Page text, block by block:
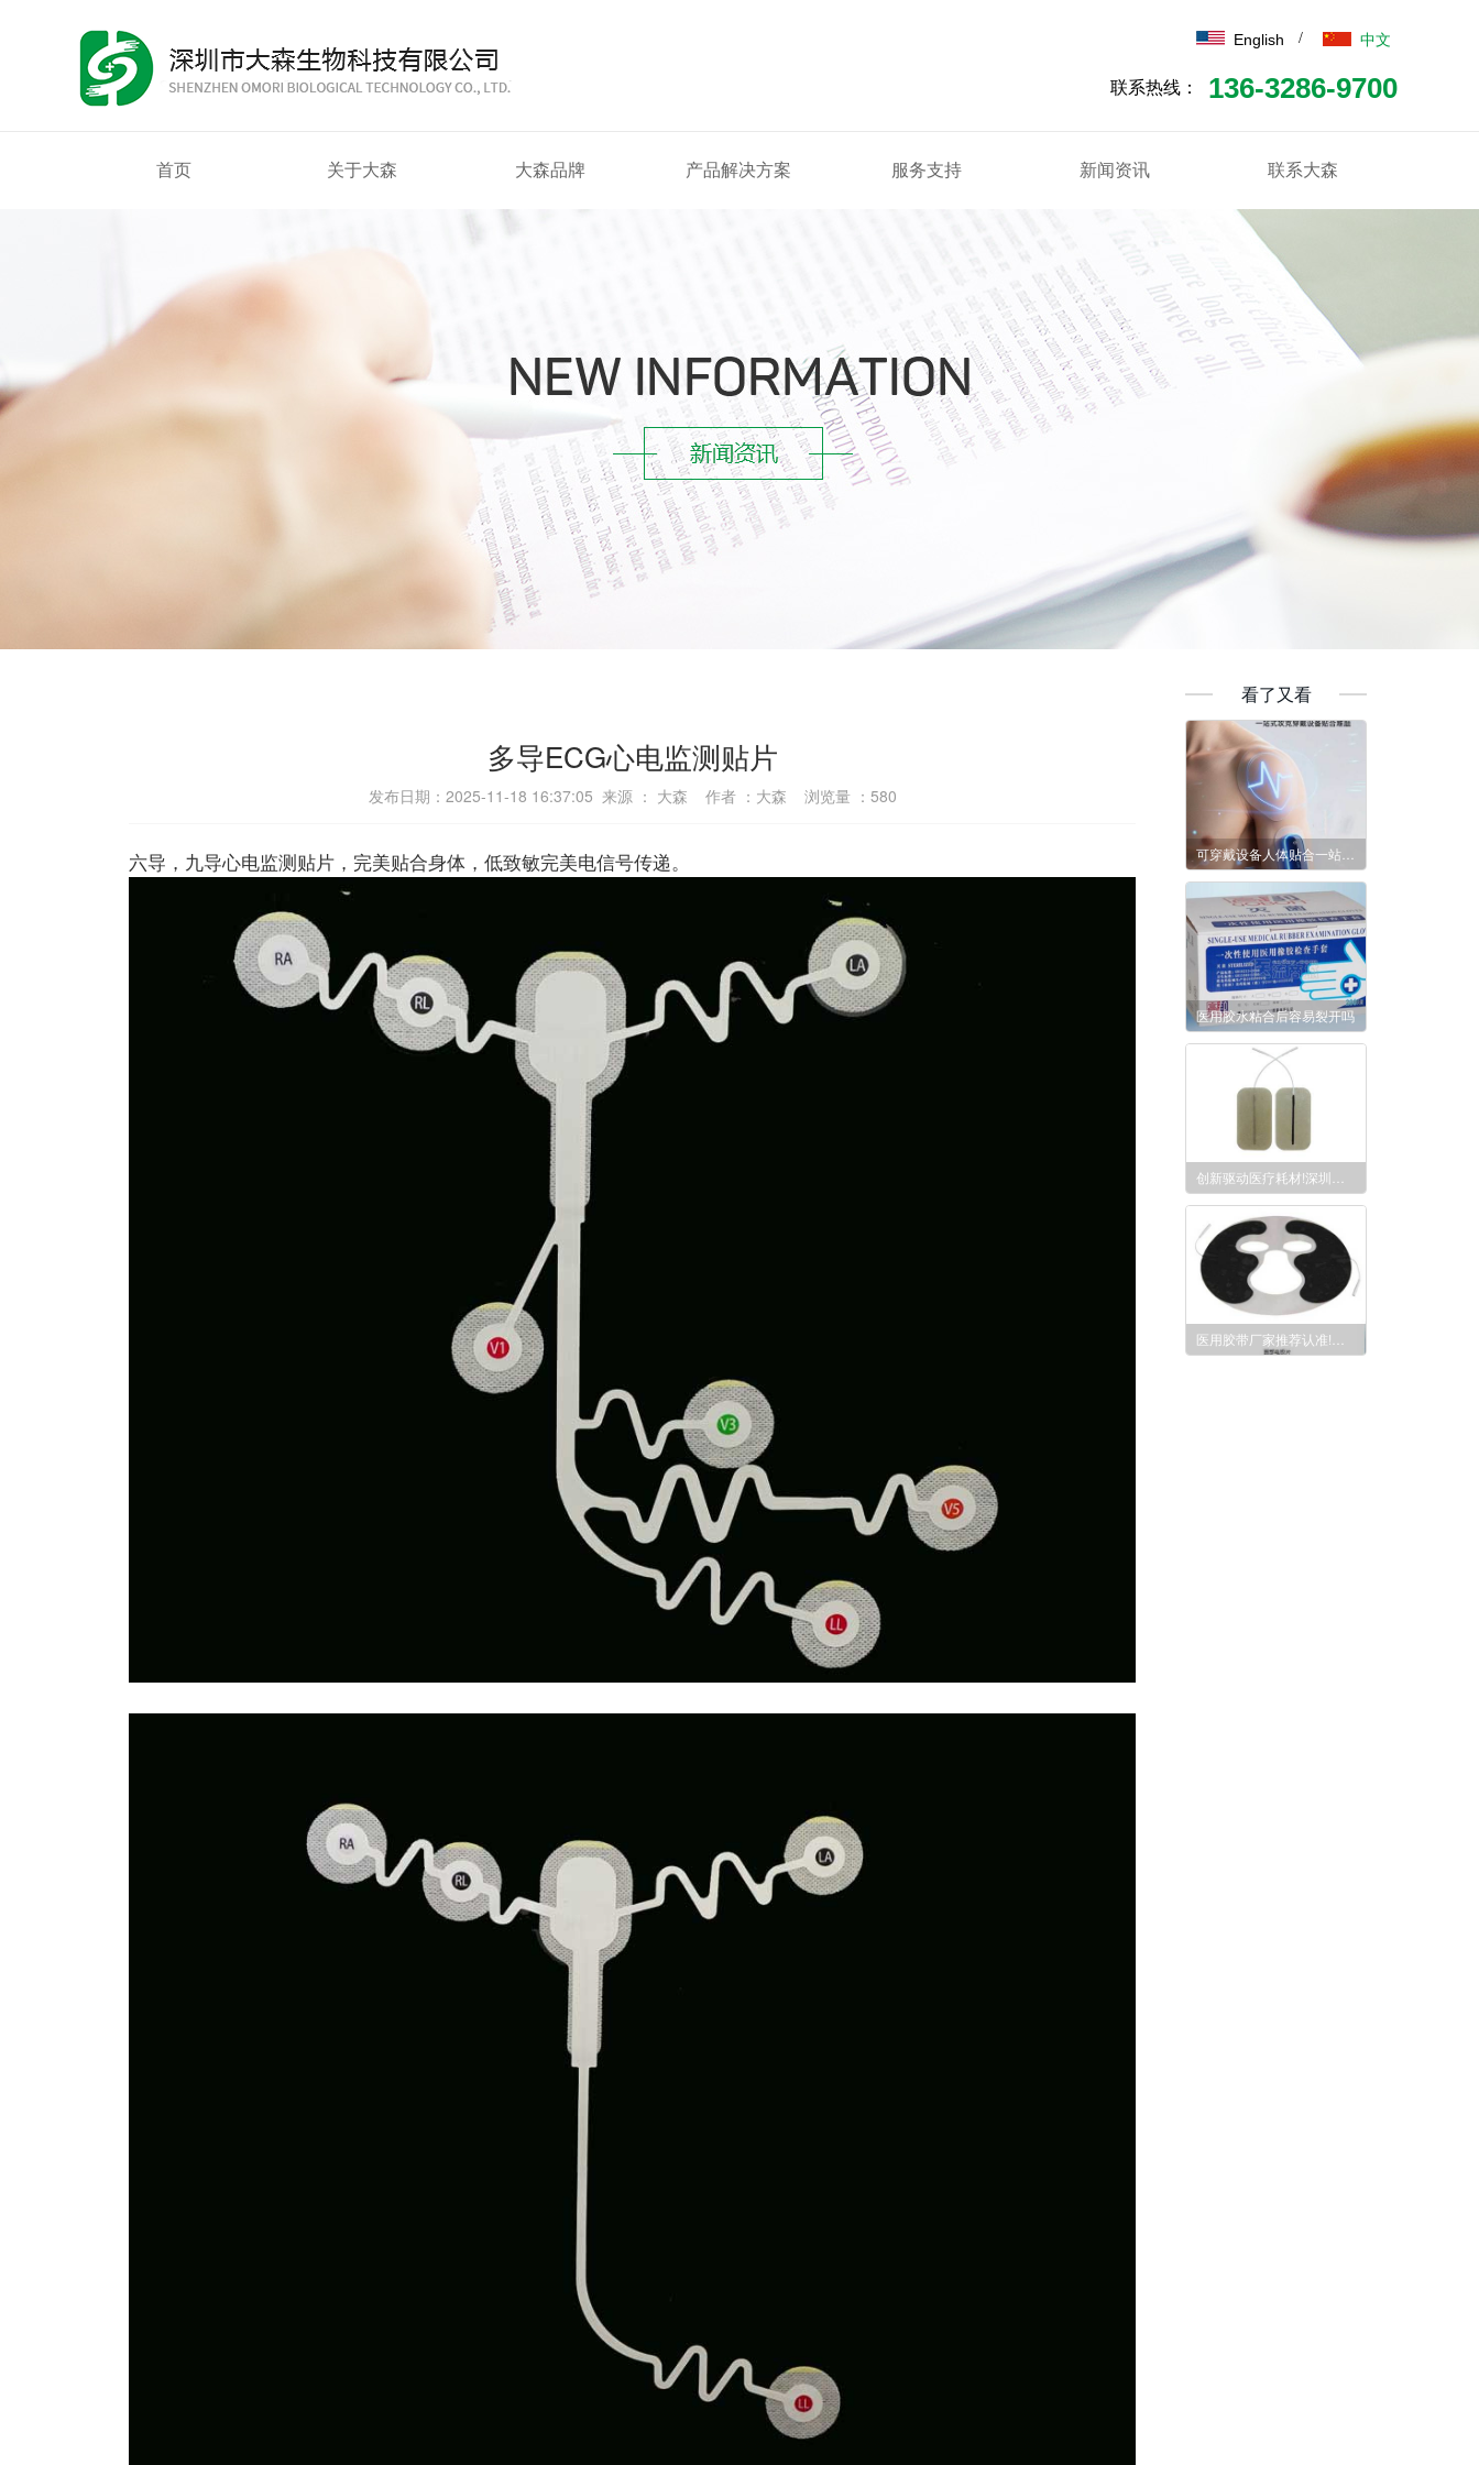
English / 中文
136-3286-9700
联系热线：
首页 关于大森 大森品牌 产品解决方案 服务支持 新闻资讯 联系大森
多导ECG心电监测贴片
发布日期：2025-11-18 16:37:05 来源 ： 大森 作者 ：大森 浏览量 ： 580
六导，九导心电监测贴片，完美贴合身体，低致敏完美电信号传递。
看了又看
医用胶水粘合后容易裂开吗